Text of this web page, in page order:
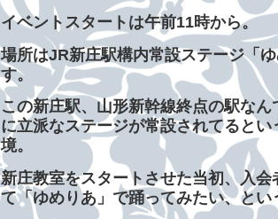
イベントスタートは午前11時から。
場所はJR新庄駅構内常設ステージ「
す。
この新庄駅、山形新幹線終点の駅な
に立派なステージが常設されてると
境。
新庄教室をスタートさせた当初、入
て「ゆめりあ」で踊ってみたい、とい